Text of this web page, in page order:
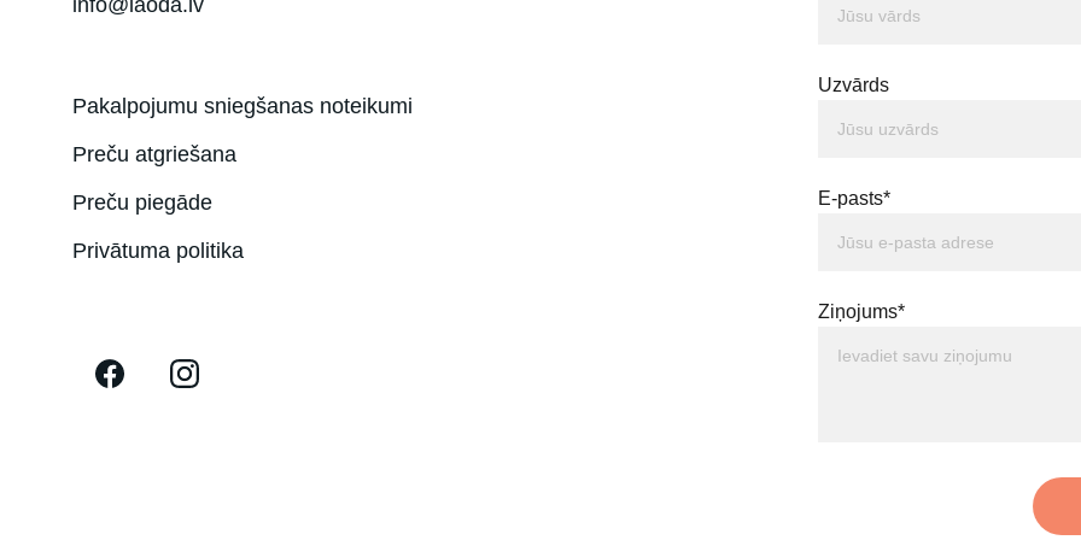
Uzvārds
E-pasts*
Ziņojums*
info@laoda.lv
Pakalpojumu sniegšanas noteikumi
Preču atgriešana
Preču piegāde
Privātuma politika